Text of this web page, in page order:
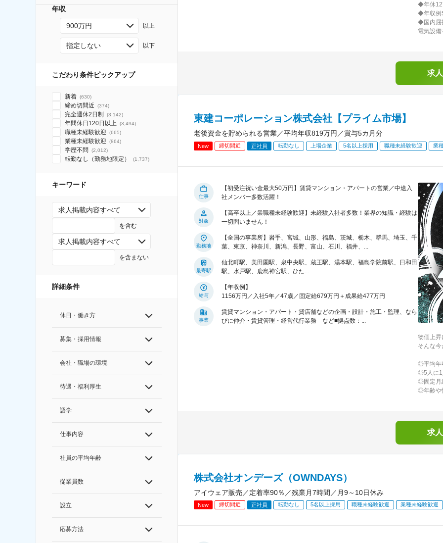
年収
900万円 以上
指定しない 以下
こだわり条件ピックアップ
新着 (630)
締め切間近 (374)
完全週休2日制 (3,142)
年間休日120日以上 (3,494)
職種未経験歓迎 (665)
業種未経験歓迎 (864)
学歴不問 (2,012)
転勤なし（勤務地限定） (1,737)
キーワード
求人掲載内容すべて
を含む
求人掲載内容すべて
を含まない
詳細条件
休日・働き方
募集・採用情報
会社・職場の環境
待遇・福利厚生
語学
仕事内容
社員の平均年齢
従業員数
設立
応募方法
◆年休
◆年収例
◆国内屈
電気設
求
東建コーポレーション株式会社【プライム市場】
老後資金を貯められる営業／平均年収819万円／賞与5カ月分
New 締切間近 正社員 転勤なし 上場企業 5名以上採用 職種未経験歓迎 業
仕事
【初受注祝い金最大50万円】賃貸マンション・アパートの営業／中途入
社メンバー多数活躍！
対象
【高卒以上／業職種未経験歓迎】未経験入社者多数！業界の知識・経験は
一切問いません！
勤務地
【全国の事業所】岩手、宮城、山形、福島、茨城、栃木、群馬、埼玉、千
葉、東京、神奈川、新潟、長野、富山、石川、福井、...
最寄駅
仙北町駅、美田園駅、泉中央駅、蔵王駅、湯本駅、福島学院前駅、日和田
駅、水戸駅、鹿島神宮駅、ひた...
給与
【年収例】
1156万円／入社5年／47歳／固定給679万円＋成果給477万円
事業
賃貸マンション・アパート・貸店舗などの企画・設計・施工・監理、なら
びに仲介・賃貸管理・経営代行業務 など■拠点数：...
物価上昇
そんな
◎平均年
◎5人に1
◎固定月
◎年齢や
求
株式会社オンデーズ（OWNDAYS）
アイウェア販売／定着率90％／残業月7時間／月9～10日休み
New 締切間近 正社員 転勤なし 5名以上採用 職種未経験歓迎 業種未経験歓迎